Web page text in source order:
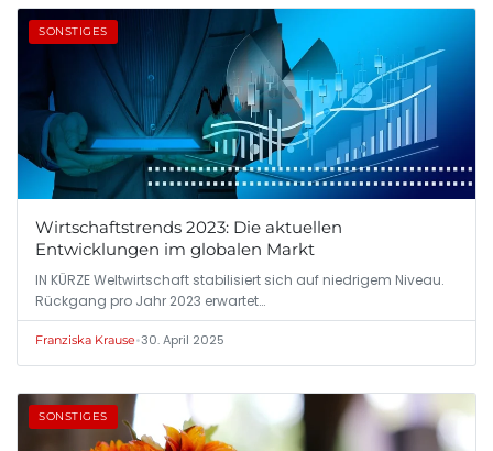
SONSTIGES
Wirtschaftstrends 2023: Die aktuellen
Entwicklungen im globalen Markt
IN KÜRZE Weltwirtschaft stabilisiert sich auf niedrigem Niveau.
Rückgang pro Jahr 2023 erwartet…
Franziska Krause•30. April 2025
SONSTIGES